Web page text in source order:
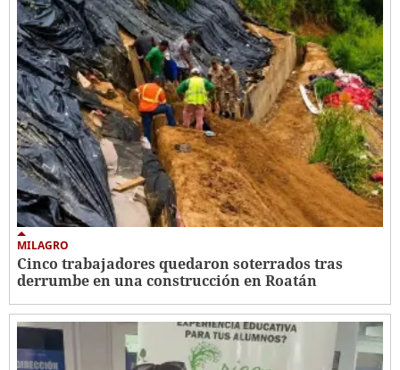
MILAGRO
Cinco trabajadores quedaron soterrados tras
derrumbe en una construcción en Roatán